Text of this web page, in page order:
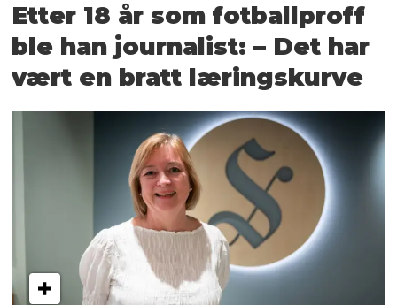
Etter 18 år som fotball­proff
ble han journalist: – Det har
vært en bratt lærings­kurve